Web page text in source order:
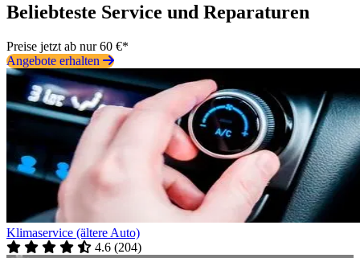
Beliebteste Service und Reparaturen
Preise jetzt ab nur 60 €*
Angebote erhalten
Klimaservice (ältere Auto)
4.6 (204)